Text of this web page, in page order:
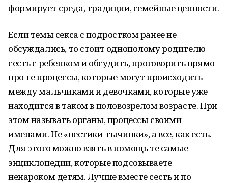
формирует среда, традиции, семейные ценности.
Если темы секса с подростком ранее не
обсуждались, то стоит однополому родителю
сесть с ребенком и обсудить, проговорить прямо
про те процессы, которые могут происходить
между мальчиками и девочками, которые уже
находится в таком в половозрелом возрасте. При
этом называть органы, процессы своими
именами. Не «пестики-тычинки», а все, как есть.
Для этого можно взять в помощь те самые
энциклопедии, которые подсовываете
ненароком детям. Лучше вместе сесть и по